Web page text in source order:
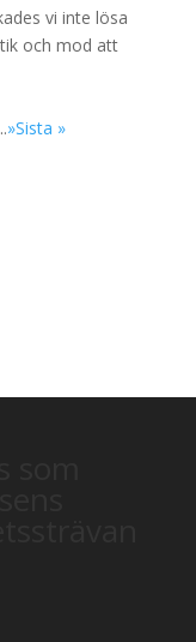
vi inte lösa
och mod att
»Sista »